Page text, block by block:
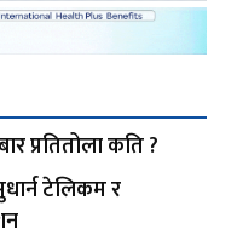
प्रतितोला कति ?
टेलिकम र